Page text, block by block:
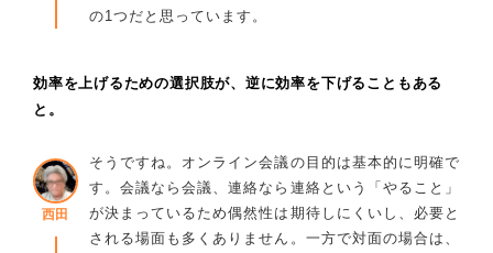
の1つだと思っています。
効率を上げるための選択肢が、逆に効率を下げることもある
と。
西田
そうですね。オンライン会議の目的は基本的に明確で
す。会議なら会議、連絡なら連絡という「やること」
が決まっているため偶然性は期待しにくいし、必要と
される場面も多くありません。一方で対面の場合は、